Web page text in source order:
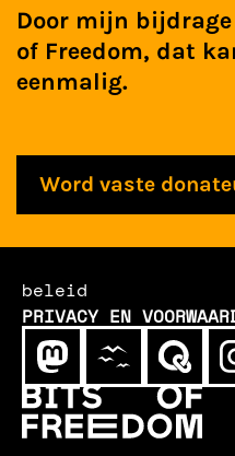
Door mijn
of Freedom, dat
eenmalig.
Word vaste
beleid
PRIVACY EN